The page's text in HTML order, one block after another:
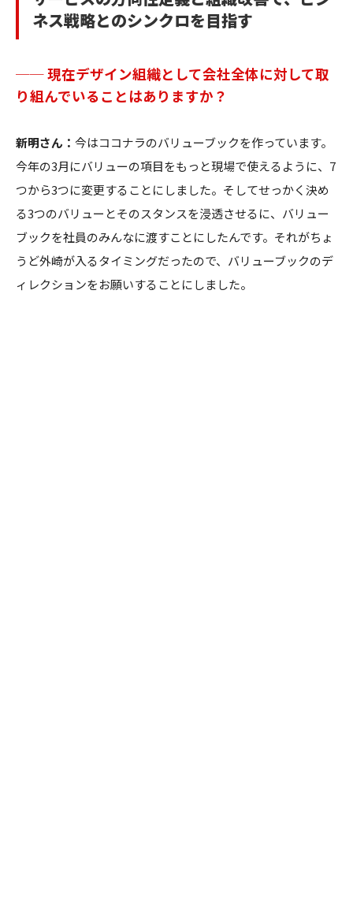
ネス戦略とのシンクロを目指す
── 現在デザイン組織として会社全体に対して取
り組んでいることはありますか？
新明さん： 今はココナラのバリューブックを作っています。
今年の3月にバリューの項目をもっと現場で使えるように、7
つから3つに変更することにしました。そしてせっかく決め
る3つのバリューとそのスタンスを浸透させるに、バリュー
ブックを社員のみんなに渡すことにしたんです。それがちょ
うど外崎が入るタイミングだったので、バリューブックのデ
ィレクションをお願いすることにしました。